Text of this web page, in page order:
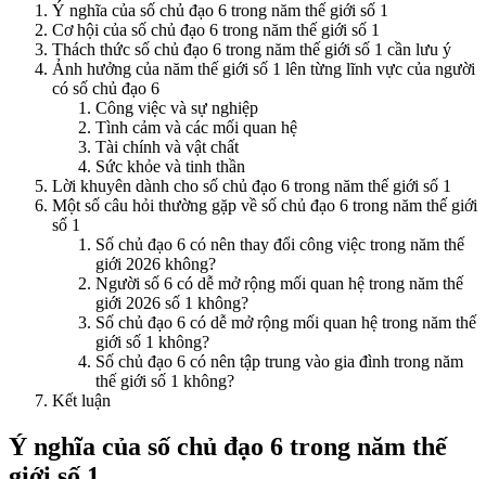
Ý nghĩa của số chủ đạo 6 trong năm thế giới số 1
Cơ hội của số chủ đạo 6 trong năm thế giới số 1
Thách thức số chủ đạo 6 trong năm thế giới số 1 cần lưu ý
Ảnh hưởng của năm thế giới số 1 lên từng lĩnh vực của người
có số chủ đạo 6
Công việc và sự nghiệp
Tình cảm và các mối quan hệ
Tài chính và vật chất
Sức khỏe và tinh thần
Lời khuyên dành cho số chủ đạo 6 trong năm thế giới số 1
Một số câu hỏi thường gặp về số chủ đạo 6 trong năm thế giới
số 1
Số chủ đạo 6 có nên thay đổi công việc trong năm thế
giới 2026 không?
Người số 6 có dễ mở rộng mối quan hệ trong năm thế
giới 2026 số 1 không?
Số chủ đạo 6 có dễ mở rộng mối quan hệ trong năm thế
giới số 1 không?
Số chủ đạo 6 có nên tập trung vào gia đình trong năm
thế giới số 1 không?
Kết luận
Ý nghĩa của số chủ đạo 6 trong năm thế